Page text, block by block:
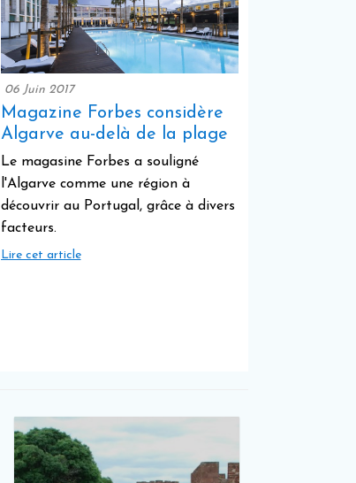
06 Juin 2017
Magazine Forbes considère
Algarve au-delà de la plage
Le magasine Forbes a souligné
l'Algarve comme une région à
découvrir au Portugal, grâce à divers
facteurs.
Lire cet article